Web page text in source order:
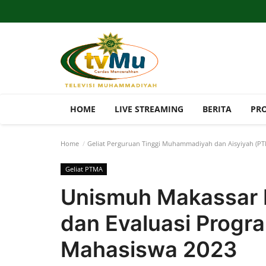
HOME LIVE STREAMING BERITA
Home Geliat Perguruan Tinggi Muhammadiyah dan Aisyiyah
Geliat PTMA
Unismuh
dan Evaluasi
Mahasiswa 2023